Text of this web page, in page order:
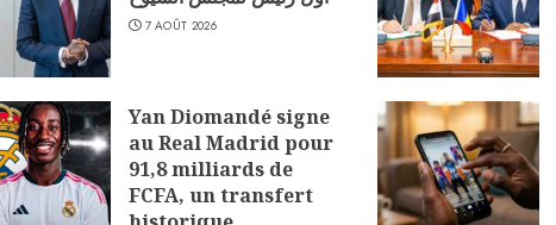
7 AOÛT 2026
Yan Diomandé signe
au Real Madrid pour
91,8 milliards de
FCFA, un transfert